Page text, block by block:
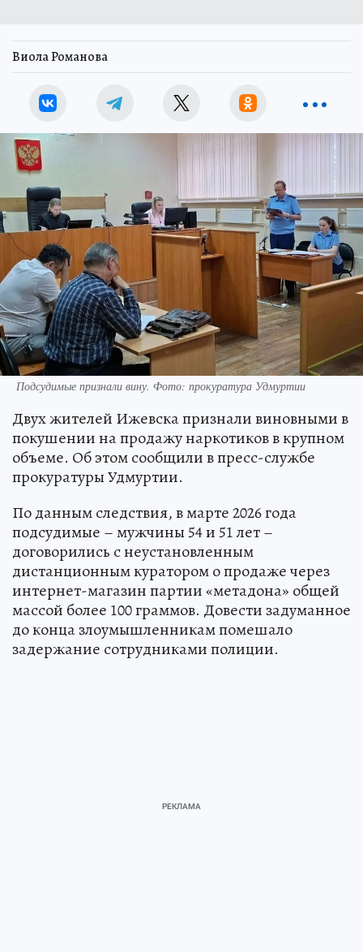
Виола Романова
Подсудимые признали вину. Фото: прокуратура Удмуртии
Двух жителей Ижевска признали виновными в
покушении на продажу наркотиков в крупном
объеме. Об этом сообщили в пресс-службе
прокуратуры Удмуртии.
По данным следствия, в марте 2026 года
подсудимые – мужчины 54 и 51 лет –
договорились с неустановленным
дистанционным куратором о продаже через
интернет-магазин партии «метадона» общей
массой более 100 граммов. Довести задуманное
до конца злоумышленникам помешало
задержание сотрудниками полиции.